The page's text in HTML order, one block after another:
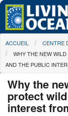
Skip to main content
À propos de nous
Nos campagnes
Centre des
Les Cartes
You are here
ACCUEIL CENTRE
WHY THE NEW
AND THE PUBLIC
Why the
protect
interest